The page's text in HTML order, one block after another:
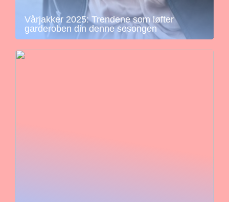
Vårjakker 2025: Trendene som løfter
garderoben din denne sesongen